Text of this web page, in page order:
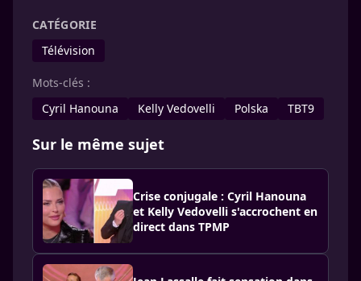
CATÉGORIE
Télévision
Mots-clés :
Cyril Hanouna
Kelly Vedovelli Polska TBT9
Sur le même sujet
Crise conjugale : Cyril Hanouna
et Kelly Vedovelli s'accrochent en
direct dans TPMP